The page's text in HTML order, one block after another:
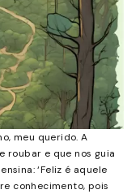
meu querido. A
roubar e que nos guia
‘Feliz é aquele
conhecimento, pois